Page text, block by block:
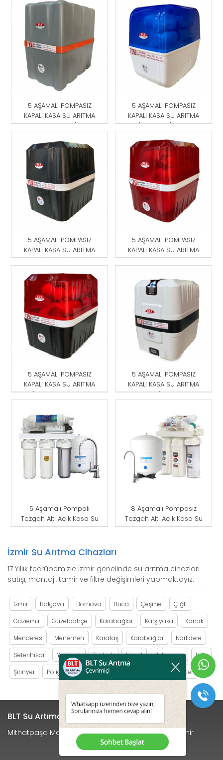
5 AŞAMALI POMPASIZ
KAPALI KASA SU ARITMA
CİHAZI GRİ
5 AŞAMALI POMPASIZ
KAPALI KASA SU ARITMA
CİHAZI MAVİ-BEYAZ
5 AŞAMALI POMPASIZ
KAPALI KASA SU ARITMA
CİHAZI SİYAH
5 AŞAMALI POMPASIZ
KAPALI KASA SU ARITMA
CİHAZI KIRMIZI
5 AŞAMALI POMPASIZ
KAPALI KASA SU ARITMA
CİHAZI KIRMIZI-SİYAH
5 AŞAMALI POMPASIZ
KAPALI KASA SU ARITMA
CİHAZI
5 Aşamalı Pompalı
Tezgah Altı Açık Kasa Su
Arıtma Cihazı
8 Aşamalı Pompasız
Tezgah Altı Açık Kasa Su
Arıtma Cihazı
İzmir Su Arıtma Cihazları
17 Yıllık tecrübemizle İzmir genelinde su arıtma cihazları
satışı, montajı, tamir ve filtre değişimleri yapmaktayız.
İzmir Balçova Bornova Buca Çeşme
Çiğli
Gaziemir
Güzelbahçe Karabağlar Karşıyaka
Konak
Menderes
Menemen Karataş Karabağlar
Narlıdere
Seferihisar
Yeşilyurt Torbalı Üçyol Üçkuyular
Urla
Şirinyer
Poligon Bozyaka Yağhaneler
BLT Su Artıma Sistemleri
Mithatpaşa Mah. Kavaklı Sk. No:25/A Menderes / İzmir